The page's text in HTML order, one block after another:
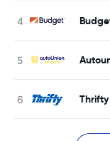
Thrifty